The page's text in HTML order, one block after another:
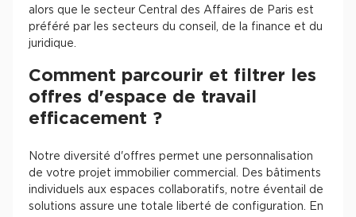
alors que le secteur Central des Affaires de Paris est
préféré par les secteurs du conseil, de la finance et du
juridique.
Comment parcourir et filtrer les
offres d'espace de travail
efficacement ?
Notre diversité d'offres permet une personnalisation
de votre projet immobilier commercial. Des bâtiments
individuels aux espaces collaboratifs, notre éventail de
solutions assure une totale liberté de configuration. En